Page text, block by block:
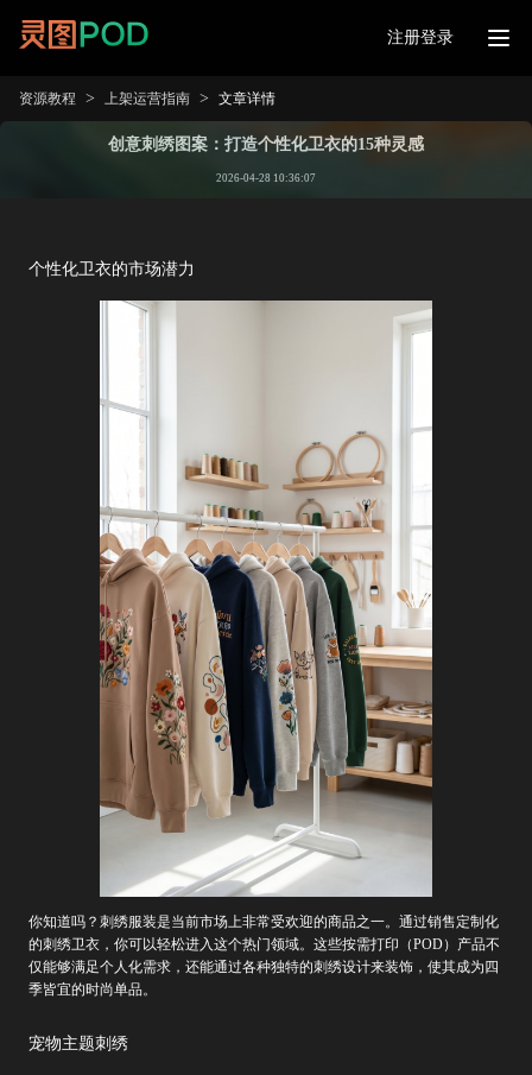
注册登录
资源教程 > 上架运营指南 > 文章详情
创意刺绣图案：打造个性化卫衣的15种灵感
2026-04-28 10:36:07
个性化卫衣的市场潜力
你知道吗？刺绣服装是当前市场上非常受欢迎的商品之一。通过销售定制化
的刺绣卫衣，你可以轻松进入这个热门领域。这些按需打印（POD）产品不
仅能够满足个人化需求，还能通过各种独特的刺绣设计来装饰，使其成为四
季皆宜的时尚单品。
宠物主题刺绣